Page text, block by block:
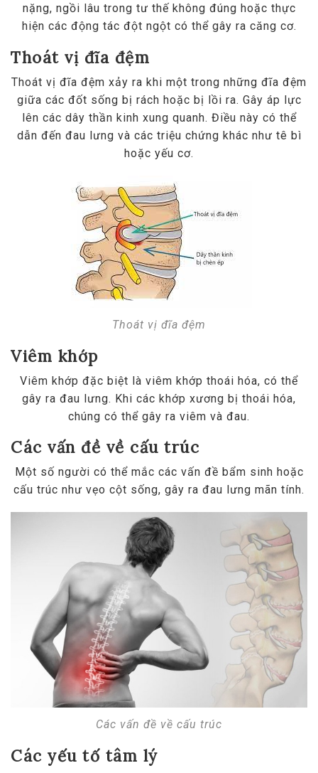
nặng, ngồi lâu trong tư thế không đúng hoặc thực
hiện các động tác đột ngột có thể gây ra căng cơ.
Thoát vị đĩa đệm
Thoát vị đĩa đệm xảy ra khi một trong những đĩa đệm
giữa các đốt sống bị rách hoặc bị lồi ra. Gây áp lực
lên các dây thần kinh xung quanh. Điều này có thể
dẫn đến đau lưng và các triệu chứng khác như tê bì
hoặc yếu cơ.
Thoát vị đĩa đệm
Viêm khớp
Viêm khớp đặc biệt là viêm khớp thoái hóa, có thể
gây ra đau lưng. Khi các khớp xương bị thoái hóa,
chúng có thể gây ra viêm và đau.
Các vấn đề về cấu trúc
Một số người có thể mắc các vấn đề bẩm sinh hoặc
cấu trúc như vẹo cột sống, gây ra đau lưng mãn tính.
Các vấn đề về cấu trúc
Các yếu tố tâm lý